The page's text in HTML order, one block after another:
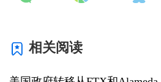
相关阅读